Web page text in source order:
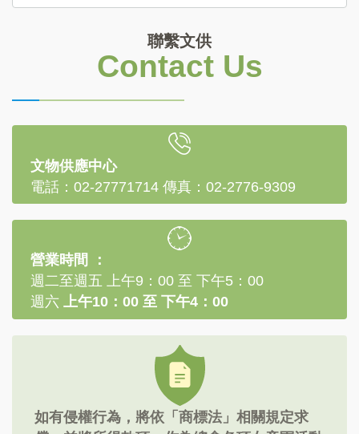
聯繫文供
Contact Us
文物供應中心
電話：02-27771714 傳真：02-2776-9309
營業時間 ：
週二至週五 上午9：00 至 下午5：00
週六上午10：00 至 下午4：00
如有侵權行為，將依「商標法」相關規定求